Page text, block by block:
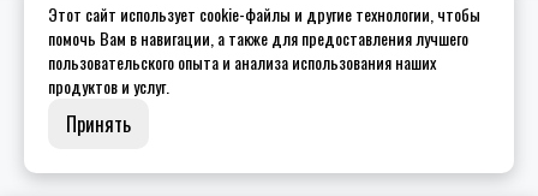
2026 © Smart Aura - устройства для умного дома.Site map
Этот сайт использует cookie-файлы и другие технологии, чтобы
помочь Вам в навигации, а также для предоставления лучшего
пользовательского опыта и анализа использования наших
продуктов и услуг.
Принять